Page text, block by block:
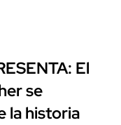
El
se
la historia